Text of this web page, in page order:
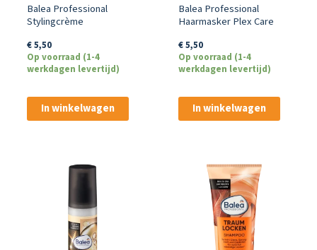
Balea Professional
Stylingcrème
€5,50
Op voorraad (1-4
werkdagen levertijd)
In winkelwagen
Balea Professional
Haarmasker Plex Care
€5,50
Op voorraad (1-4
werkdagen levertijd)
In winkelwagen